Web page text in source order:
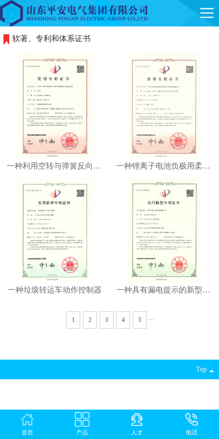
软著、专利和体系证书
一种利用空转与弹簧反向力进行双重缓冲的水利发电设备 一种锂离子电池负极用柔性负荷纳米材料的制备方法
一种垃圾转运车动作控制器 一种具有漏电提示的新型配电柜
1 2 3 4 5 ···
Top
首页 产品 人才 电话